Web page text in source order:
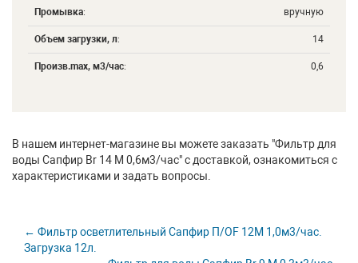
Промывка: вручную
Объем загрузки, л: 14
Произв.maх, м3/час: 0,6
В нашем интернет-магазине вы можете заказать "Фильтр для
воды Сапфир Br 14 М 0,6м3/час" с доставкой, ознакомиться с
характеристиками и задать вопросы.
← Фильтр осветлительный Сапфир П/OF 12М 1,0м3/час.
Загрузка 12л.